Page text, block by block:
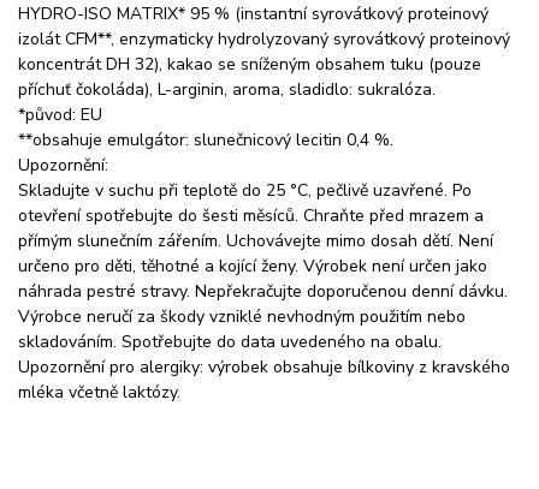
HYDRO-ISO MATRIX* 95 % (instantní syrovátkový proteinový
izolát CFM**, enzymaticky hydrolyzovaný syrovátkový proteinový
koncentrát DH 32), kakao se sníženým obsahem tuku (pouze
příchuť čokoláda), L-arginin, aroma, sladidlo: sukralóza.
*původ: EU
**obsahuje emulgátor: slunečnicový lecitin 0,4 %.
Upozornění:
Skladujte v suchu při teplotě do 25 °C, pečlivě uzavřené. Po
otevření spotřebujte do šesti měsíců. Chraňte před mrazem a
přímým slunečním zářením. Uchovávejte mimo dosah dětí. Není
určeno pro děti, těhotné a kojící ženy. Výrobek není určen jako
náhrada pestré stravy. Nepřekračujte doporučenou denní dávku.
Výrobce neručí za škody vzniklé nevhodným použitím nebo
skladováním. Spotřebujte do data uvedeného na obalu.
Upozornění pro alergiky: výrobek obsahuje bílkoviny z kravského
mléka včetně laktózy.